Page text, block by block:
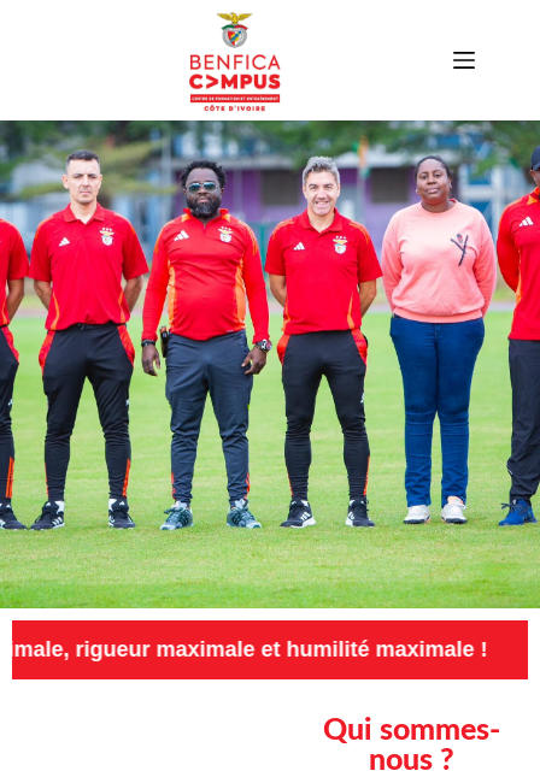
maximale et humilité maximale !
Qui sommes-
nous ?